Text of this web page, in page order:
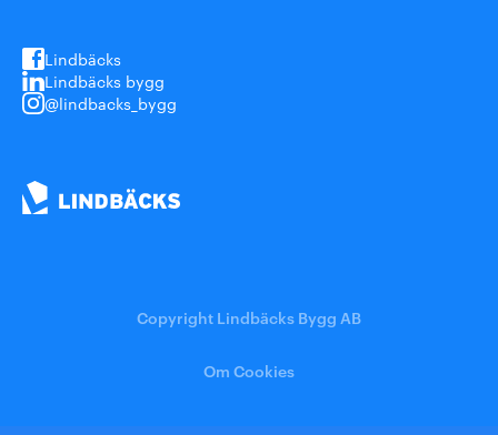
Lindbäcks
Lindbäcks bygg
@lindbacks_bygg
Copyright Lindbäcks Bygg AB
Om Cookies